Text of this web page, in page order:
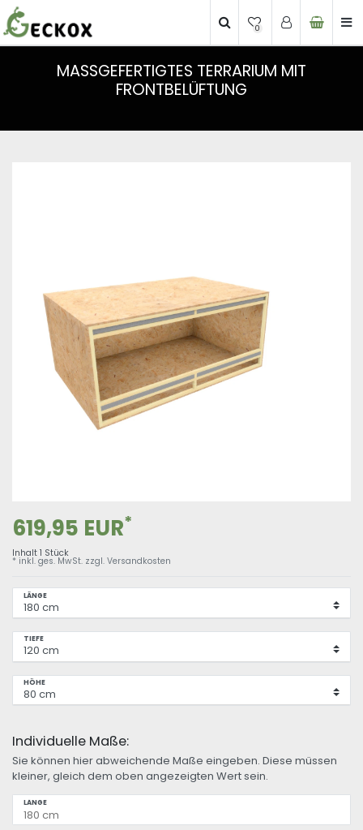
0
MASSGEFERTIGTES TERRARIUM MIT F
RONTBELÜFTUNG
619,95 EUR*
Inhalt 1 Stück
* inkl. ges. MwSt. zzgl. Versandkosten
LÄNGE
TIEFE
HÖHE
Individuelle Maße:
Sie können hier abweichende Maße eingeben. Diese müssen
kleiner, gleich dem oben angezeigten Wert sein.
LÄNGE